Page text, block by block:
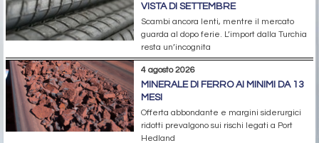
VISTA DI SETTEMBRE
Scambi ancora lenti, mentre il mercato
guarda al dopo ferie. L’import dalla Turchia
resta un’incognita
4 agosto 2026
MINERALE DI FERRO AI MINIMI DA 13
MESI
Offerta abbondante e margini siderurgici
ridotti prevalgono sui rischi legati a Port
Hedland